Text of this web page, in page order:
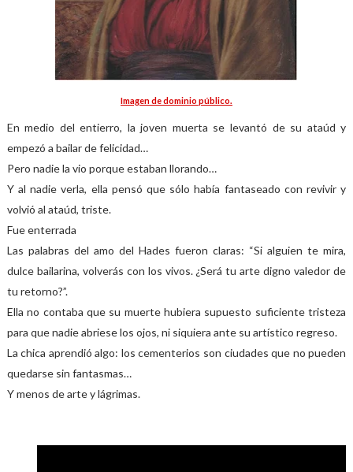
Imagen de dominio público.
En medio del entierro, la joven muerta se levantó de su ataúd y
empezó a bailar de felicidad…
Pero nadie la vio porque estaban llorando…
Y al nadie verla, ella pensó que sólo había fantaseado con revivir y
volvió al ataúd, triste.
Fue enterrada
Las palabras del amo del Hades fueron claras: “Si alguien te mira,
dulce bailarina, volverás con los vivos. ¿Será tu arte digno valedor de
tu retorno?”.
Ella no contaba que su muerte hubiera supuesto suficiente tristeza
para que nadie abriese los ojos, ni siquiera ante su artístico regreso.
La chica aprendió algo: los cementerios son ciudades que no pueden
quedarse sin fantasmas…
Y menos de arte y lágrimas.